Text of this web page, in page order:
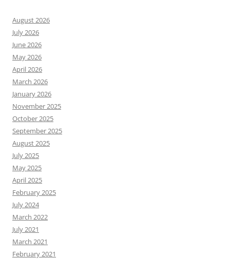
August 2026
July 2026
June 2026
May 2026
April 2026
March 2026
January 2026
November 2025
October 2025
September 2025
August 2025
July 2025
May 2025
April 2025
February 2025
July 2024
March 2022
July 2021
March 2021
February 2021